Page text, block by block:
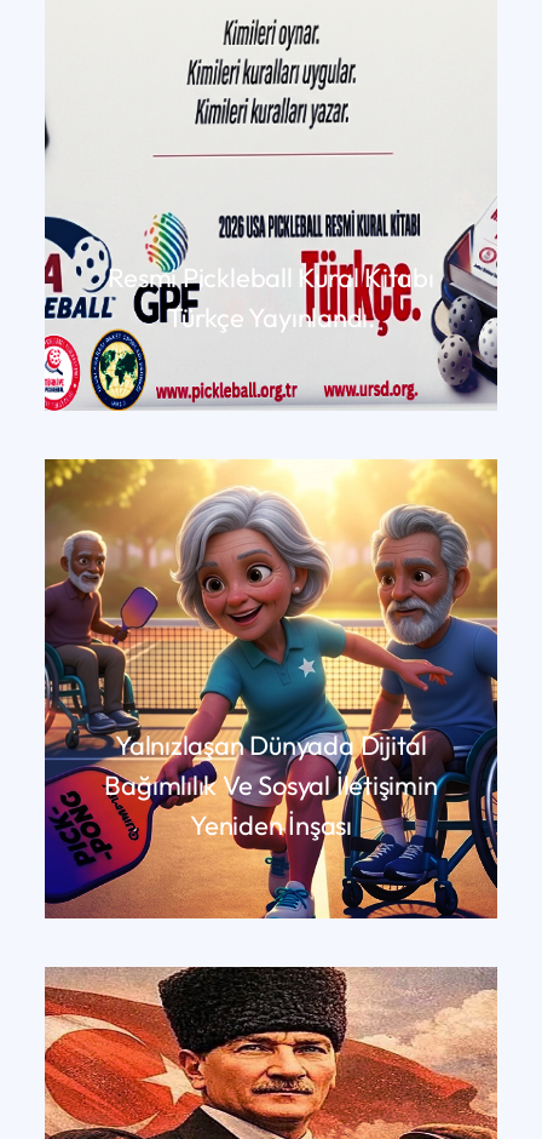
Resmi Pickleball Kural Kitabı
Türkçe Yayınlandı.
Yalnızlaşan Dünyada Dijital
Bağımlılık Ve Sosyal İletişimin
Yeniden İnşası
DEVAMINI OKU